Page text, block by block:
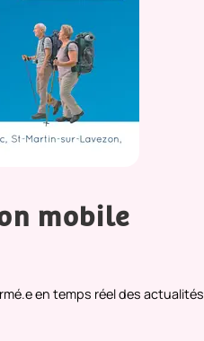
mobile
en temps réel des actualités
Festival
PRESENCE(S)